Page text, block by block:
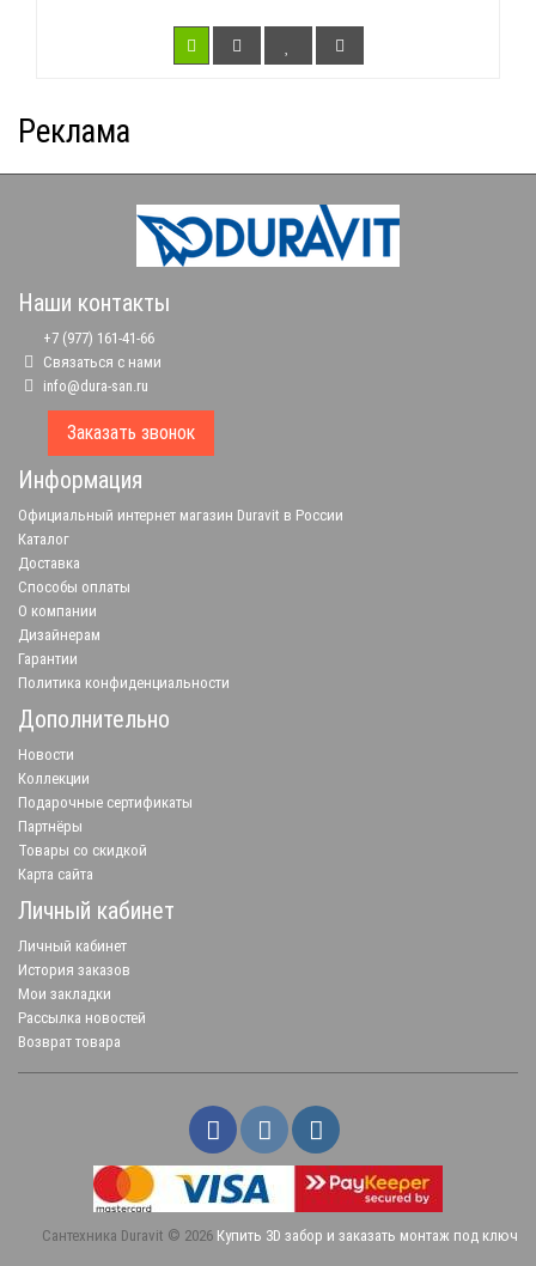
Реклама
Наши контакты
+7 (977) 161-41-66
Связаться с нами
info@dura-san.ru
Заказать звонок
Информация
Официальный интернет магазин Duravit в России
Каталог
Доставка
Способы оплаты
О компании
Дизайнерам
Гарантии
Политика конфиденциальности
Дополнительно
Новости
Коллекции
Подарочные сертификаты
Партнёры
Товары со скидкой
Карта сайта
Личный кабинет
Личный кабинет
История заказов
Мои закладки
Рассылка новостей
Возврат товара
Сантехника Duravit © 2026 Купить 3D забор и заказать монтаж под ключ